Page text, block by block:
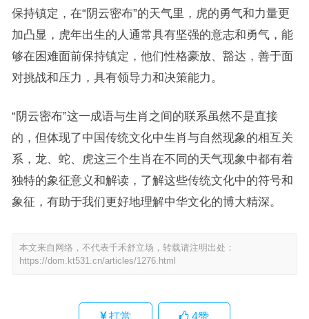
保持镇定，在“阴云密布”的天气里，虎的勇气和力量更
加凸显，虎年出生的人通常具有坚强的意志和勇气，能
够在困难面前保持镇定，他们性格豪放、豁达，善于面
对挑战和压力，具有领导力和决策能力。
“阴云密布”这一成语与生肖之间的联系虽然不是直接
的，但体现了中国传统文化中生肖与自然现象的相互关
系，龙、蛇、虎这三个生肖在不同的天气现象中都有着
独特的象征意义和解读，了解这些传统文化中的符号和
象征，有助于我们更好地理解中华文化的博大精深。
本文来自网络，不代表千禾舒立场，转载请注明出处：
https://dom.kt531.cn/articles/1276.html
打赏 4赞